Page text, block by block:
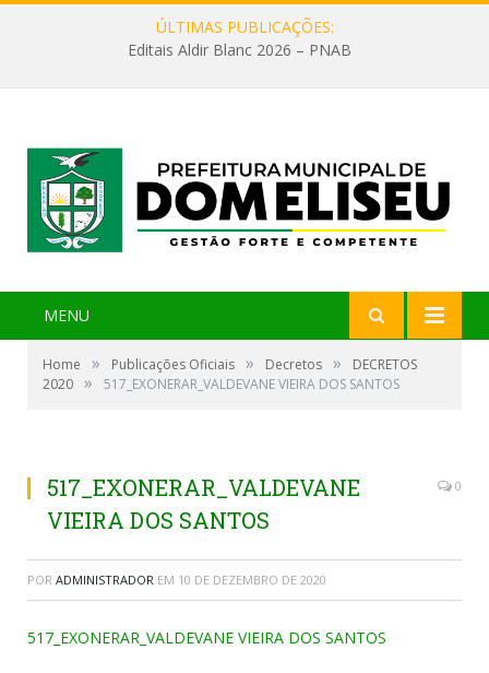
ÚLTIMAS PUBLICAÇÕES:
Editais Aldir Blanc 2026 – PNAB
MENU
Home » Publicações Oficiais » Decretos »
DECRETOS
2020 » 517_EXONERAR_VALDEVANE VIEIRA DOS SANTOS
517_EXONERAR_VALDEVANE
VIEIRA DOS SANTOS
0
POR ADMINISTRADOR EM 10 DE DEZEMBRO DE 2020
517_EXONERAR_VALDEVANE VIEIRA DOS SANTOS